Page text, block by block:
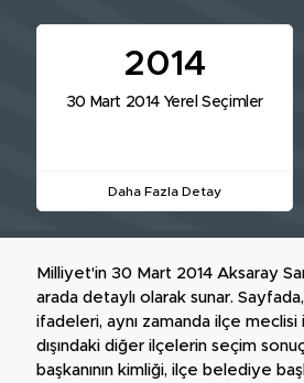
2014
30 Mart 2014 Yerel Seçimler
Daha Fazla Detay
Milliyet'in 30 Mart 2014 Aksaray
arada detaylı olarak sunar.
ifadeleri, aynı zamanda ilçe
dışındaki diğer ilçelerin seçim
başkanının kimliği, ilçe belediye